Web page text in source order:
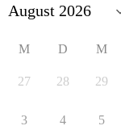
Forderung, der Iran
friedensorientierte
M D M
27 28 29
3 4 5